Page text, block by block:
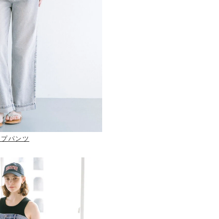
パンツ